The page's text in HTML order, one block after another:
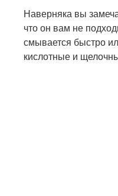
Наверняка вы
что он вам не
смывается быстро
кислотные и